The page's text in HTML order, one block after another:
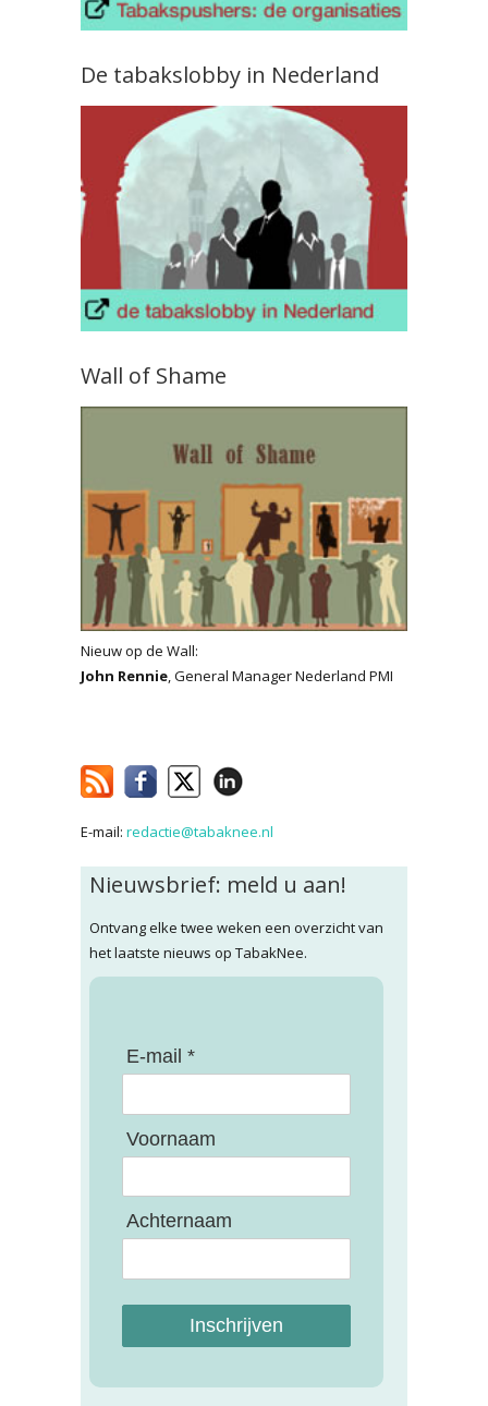
De tabakslobby in Nederland
Wall of Shame
Nieuw op de Wall:
John Rennie, General Manager Nederland PMI
E-mail: redactie@tabaknee.nl
Nieuwsbrief: meld u aan!
Ontvang elke twee weken een overzicht van
het laatste nieuws op TabakNee.
E-mail *
Voornaam
Achternaam
Inschrijven